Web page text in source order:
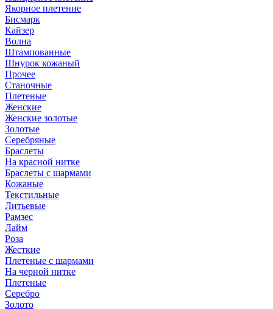
Якорное плетение
Бисмарк
Кайзер
Волна
Штампованные
Шнурок кожаный
Прочее
Станочные
Плетеные
Женские
Женские золотые
Золотые
Серебряные
Браслеты
На красной нитке
Браслеты с шармами
Кожаные
Текстильные
Литьевые
Рамзес
Лайм
Роза
Жесткие
Плетеные с шармами
На черной нитке
Плетеные
Серебро
Золото